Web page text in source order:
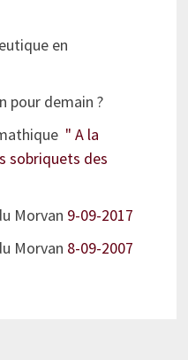
en
pour demain ?
" A la
sobriquets des
Morvan 9-09-2017
Morvan 8-09-2007